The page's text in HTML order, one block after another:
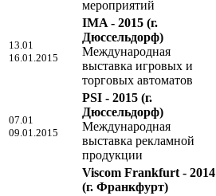
мероприятий
13.01
16.01.2015
IMA - 2015 (г.
Дюссельдорф)
Международная
выставка игровых и
торговых автоматов
07.01
09.01.2015
PSI - 2015 (г.
Дюссельдорф)
Международная
выставка рекламной
продукции
Viscom Frankfurt - 2014
(г. Франкфурт)